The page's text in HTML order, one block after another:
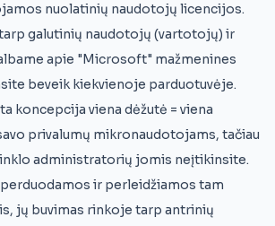
nuolatinių naudotojų licencijos.
galutinių naudotojų (vartotojų) ir
apie "Microsoft" mažmenines
beveik kiekvienoje parduotuvėje.
koncepcija viena dėžutė = viena
privalumų mikronaudotojams, tačiau
administratorių jomis neįtikinsite.
ir perleidžiamos tam
jų buvimas rinkoje tarp antrinių